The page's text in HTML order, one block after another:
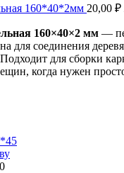
160*40*2мм 20,00 ₽
160×40×2 мм —
для соединения
для сборки
когда нужен